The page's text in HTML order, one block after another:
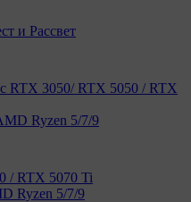
и Рассвет
RTX 3050/ RTX 5050 / RTX
Ryzen 5/7/9
/ RTX 5070 Ti
Ryzen 5/7/9